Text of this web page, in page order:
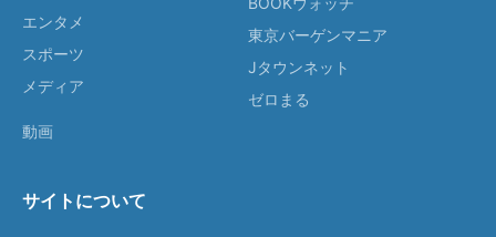
エンタメ
スポーツ
メディア
動画
東京バーゲンマニア
Jタウンネット
ゼロまる
サイトについて